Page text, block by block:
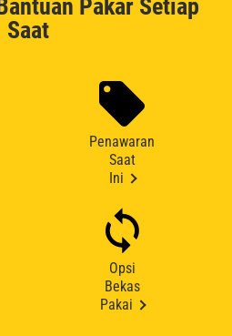
Pakar Setiap
Saat
Penawaran
Saat
Ini
Opsi
Bekas
Pakai